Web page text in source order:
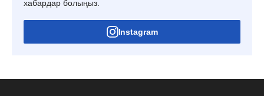
хабардар болыңыз.
Instagram